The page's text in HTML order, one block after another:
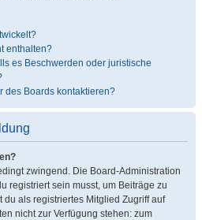
enthalten?
es Beschwerden oder juristische
des Boards kontaktieren?
zwingend. Die Board-Administration
registriert sein musst, um Beiträge zu
du als registriertes Mitglied Zugriff auf
nicht zur Verfügung stehen: zum